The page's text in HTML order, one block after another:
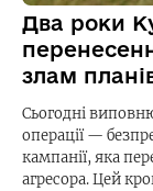
Два роки
злам
Сьогодні
операції —
кампанії, яка
агресора. Цей